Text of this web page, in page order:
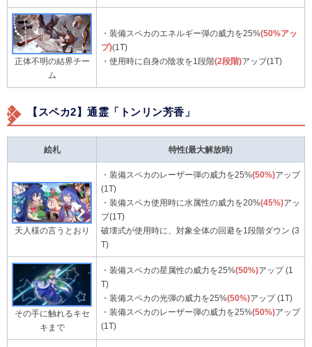
正体不明の結界チー
ム
・装備スペカのエネルギー弾の威力を25%(50%アッ
プ)(1T)
・使用時に自身の陰攻を1段階(2段階)アップ(1T)
【スペカ2】通霊「トンリン芳香」
絵札 特性(最大解放時)
天人様の言うとおり
・装備スペカのレーザー弾の威力を25%(50%)アップ
(1T)
・装備スペカ使用時に水属性の威力を20%(45%)アッ
プ(1T)
破壊式が使用時に、対象全体の回避を1段階ダウン (3
T)
その手に触れるキセ
キまで
・装備スペカの星属性の威力を25%(50%)アップ (1
T)
・装備スペカの光弾の威力を25%(50%)アップ (1T)
・装備スペカのレーザー弾の威力を25%(50%)アップ
(1T)